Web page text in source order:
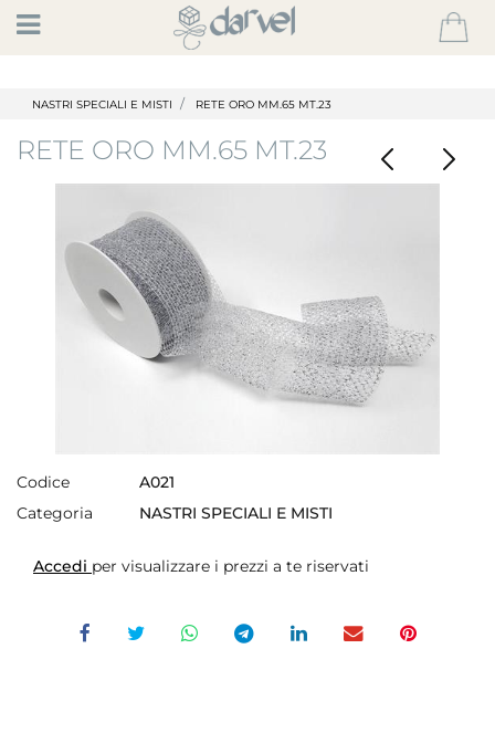
Open
NASTRI SPECIALI E MISTI RETE ORO MM.65 MT.23
RETE ORO MM.65 MT.23
Codice
A021
Categoria
NASTRI SPECIALI E MISTI
Accedi per visualizzare i prezzi a te riservati